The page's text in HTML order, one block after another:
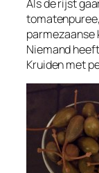
Als de rijst
parmezaanse
Niemand
Kruiden met